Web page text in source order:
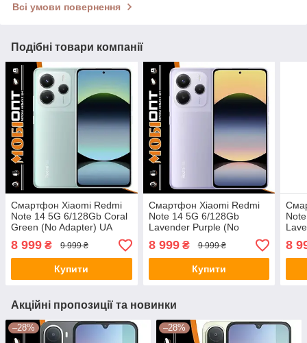
Всі умови повернення
Подібні товари компанії
Смартфон Xiaomi Redmi
Note 14 5G 6/128Gb Coral
Green (No Adapter) UA
UCRF
8 999 ₴ 9 999 ₴
Купити
Смартфон Xiaomi Redmi
Note 14 5G 6/128Gb
Lavender Purple (No
Adapter) UA UCRF
8 999₴ 9 999 ₴
Купити
8
Акційні пропозиції та новинки
–28% –28%